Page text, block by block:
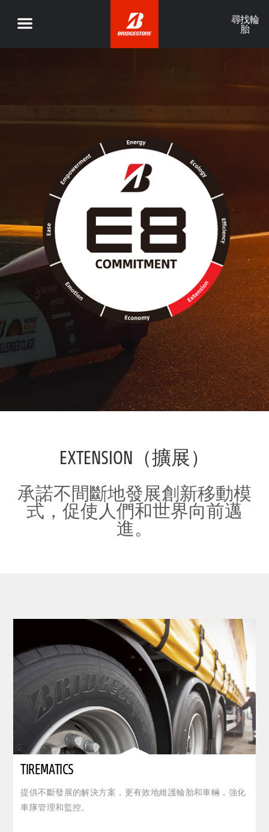
尋找輪
胎
EXTENSION（擴展）
承諾不間斷地發展創新移動模
式，促使人們和世界向前邁
進。
clickable image of Tirematics
TIREMATICS
提供不斷發展的解決方案，更有效地維護輪胎和車輛，強化
車隊管理和監控。